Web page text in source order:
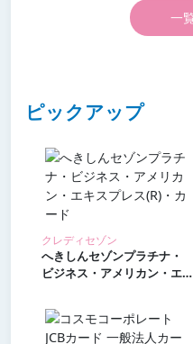
一
ピックアップ
クレディセゾン
へきしんセゾンプラチナ・
ビジネス・アメリカン・エ